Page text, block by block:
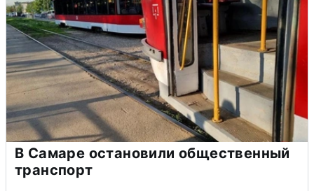
В Самаре остановили общественный
транспорт